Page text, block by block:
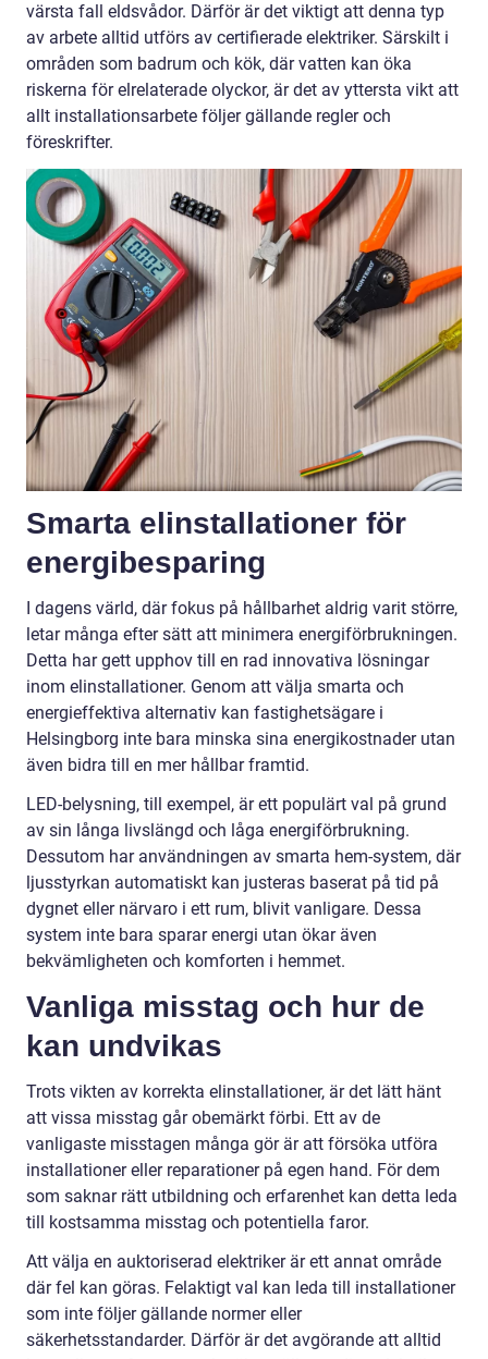
värsta fall eldsvådor. Därför är det viktigt att denna typ
av arbete alltid utförs av certifierade elektriker. Särskilt i
områden som badrum och kök, där vatten kan öka
riskerna för elrelaterade olyckor, är det av yttersta vikt att
allt installationsarbete följer gällande regler och
föreskrifter.
Smarta elinstallationer för
energibesparing
I dagens värld, där fokus på hållbarhet aldrig varit större,
letar många efter sätt att minimera energiförbrukningen.
Detta har gett upphov till en rad innovativa lösningar
inom elinstallationer. Genom att välja smarta och
energieffektiva alternativ kan fastighetsägare i
Helsingborg inte bara minska sina energikostnader utan
även bidra till en mer hållbar framtid.
LED-belysning, till exempel, är ett populärt val på grund
av sin långa livslängd och låga energiförbrukning.
Dessutom har användningen av smarta hem-system, där
ljusstyrkan automatiskt kan justeras baserat på tid på
dygnet eller närvaro i ett rum, blivit vanligare. Dessa
system inte bara sparar energi utan ökar även
bekvämligheten och komforten i hemmet.
Vanliga misstag och hur de
kan undvikas
Trots vikten av korrekta elinstallationer, är det lätt hänt
att vissa misstag går obemärkt förbi. Ett av de
vanligaste misstagen många gör är att försöka utföra
installationer eller reparationer på egen hand. För dem
som saknar rätt utbildning och erfarenhet kan detta leda
till kostsamma misstag och potentiella faror.
Att välja en auktoriserad elektriker är ett annat område
där fel kan göras. Felaktigt val kan leda till installationer
som inte följer gällande normer eller
säkerhetsstandarder. Därför är det avgörande att alltid